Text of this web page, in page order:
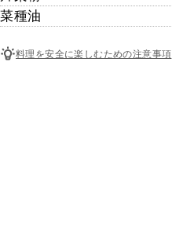
菜種油
料理を安全に楽しむための注意事項